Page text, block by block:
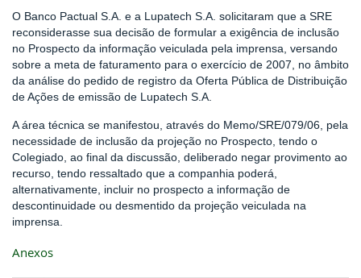
O Banco Pactual S.A. e a Lupatech S.A. solicitaram que a SRE
reconsiderasse sua decisão de formular a exigência de inclusão
no Prospecto da informação veiculada pela imprensa, versando
sobre a meta de faturamento para o exercício de 2007, no âmbito
da análise do pedido de registro da Oferta Pública de Distribuição
de Ações de emissão de Lupatech S.A.
A área técnica se manifestou, através do Memo/SRE/079/06, pela
necessidade de inclusão da projeção no Prospecto, tendo o
Colegiado, ao final da discussão, deliberado negar provimento ao
recurso, tendo ressaltado que a companhia poderá,
alternativamente, incluir no prospecto a informação de
descontinuidade ou desmentido da projeção veiculada na
imprensa.
Anexos